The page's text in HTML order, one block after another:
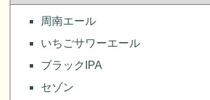
周南エール
いちごサワーエール
ブラックIPA
セゾン